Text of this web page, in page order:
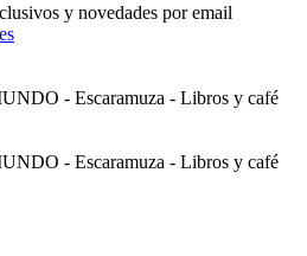
y novedades por email